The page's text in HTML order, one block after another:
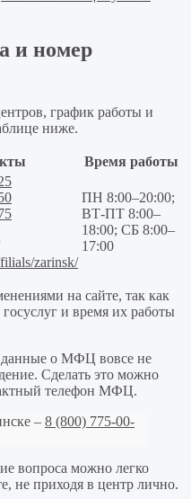
и номер
график работы и
ниже.
Время работы
zarinsk/
ПН 8:00–20:00;
ВТ-ПТ 8:00–
18:00; СБ 8:00–
17:00
на сайте, так как
и время их работы
данные о МФЦ вовсе не
Сделать это можно
телефон МФЦ.
– 8 (800) 775-00-
вопроса можно легко
не приходя в центр лично.